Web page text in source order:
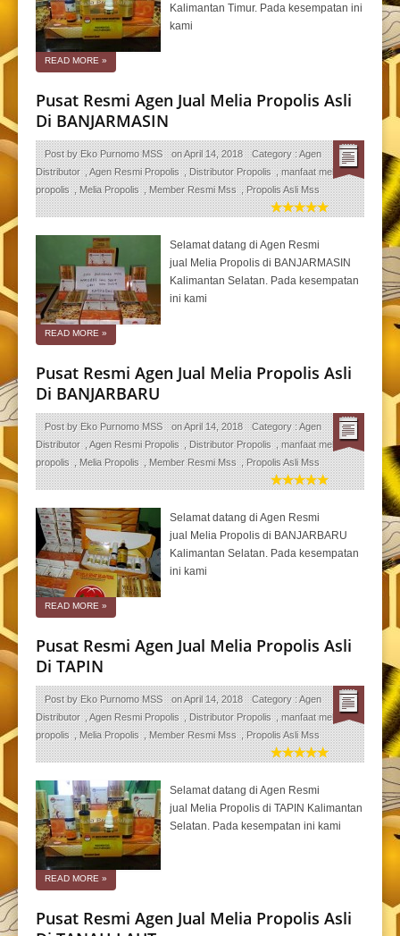
Kalimantan Timur. Pada kesempatan ini
kami
READ MORE »
Pusat Resmi Agen Jual Melia Propolis Asli
Di BANJARMASIN
Post byEko Purnomo MSS onApril 14, 2018 Category :Agen
Distributor ,Agen Resmi Propolis ,Distributor Propolis ,manfaat melia
propolis ,Melia Propolis ,Member Resmi Mss ,Propolis Asli Mss
Selamat datang di Agen Resmi
jual Melia Propolis di BANJARMASIN
Kalimantan Selatan. Pada kesempatan
ini kami
READ MORE »
Pusat Resmi Agen Jual Melia Propolis Asli
Di BANJARBARU
Post byEko Purnomo MSS onApril 14, 2018 Category :Agen
Distributor ,Agen Resmi Propolis ,Distributor Propolis ,manfaat melia
propolis ,Melia Propolis ,Member Resmi Mss ,Propolis Asli Mss
Selamat datang di Agen Resmi
jual Melia Propolis di BANJARBARU
Kalimantan Selatan. Pada kesempatan
ini kami
READ MORE »
Pusat Resmi Agen Jual Melia Propolis Asli
Di TAPIN
Post byEko Purnomo MSS onApril 14, 2018 Category :Agen
Distributor ,Agen Resmi Propolis ,Distributor Propolis ,manfaat melia
propolis ,Melia Propolis ,Member Resmi Mss ,Propolis Asli Mss
Selamat datang di Agen Resmi
jual Melia Propolis di TAPIN Kalimantan
Selatan. Pada kesempatan ini kami
READ MORE »
Pusat Resmi Agen Jual Melia Propolis Asli